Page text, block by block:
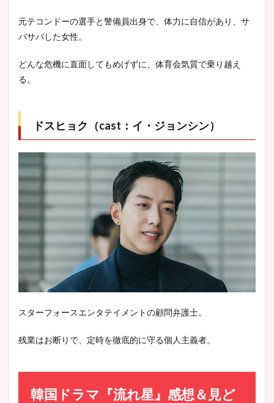
元テコンドーの選手と警備員出身で、体力に自信があり、サ
バサバした女性。
どんな危機に直面してもめげずに、体育会気質で乗り越え
る。
ドスヒョク（cast：イ・ジョンシン）
スターフォースエンタテイメントの顧問弁護士。
残業はお断りで、定時を徹底的に守る個人主義者。
韓国ドラマ『流れ星』感想＆見ど